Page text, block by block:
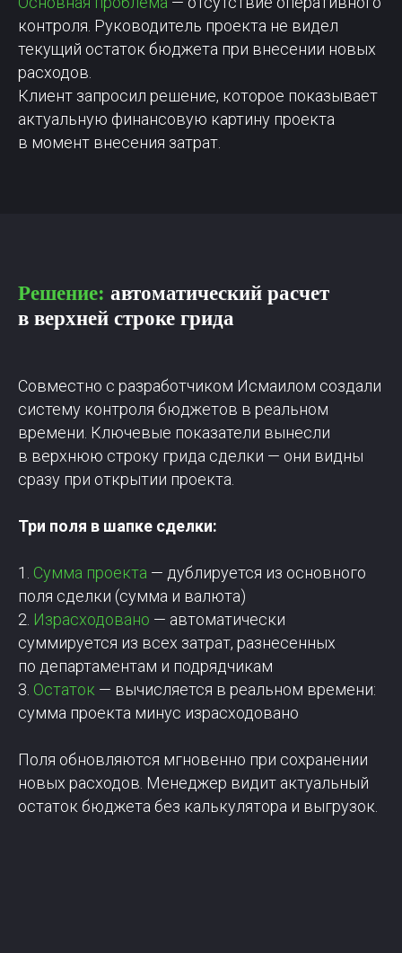
контроля. Руководитель проекта не видел
текущий остаток бюджета при внесении новых
расходов.
Клиент запросил решение, которое показывает
актуальную финансовую картину проекта
в момент внесения затрат.
Решение: автоматический расчет
в верхней строке грида
Совместно с разработчиком Исмаилом создали
систему контроля бюджетов в реальном
времени. Ключевые показатели вынесли
в верхнюю строку грида сделки — они видны
сразу при открытии проекта.
Три поля в шапке сделки:
1. Сумма проекта — дублируется из основного
поля сделки (сумма и валюта)
2. Израсходовано — автоматически
суммируется из всех затрат, разнесенных
по департаментам и подрядчикам
3. Остаток — вычисляется в реальном времени:
сумма проекта минус израсходовано
Поля обновляются мгновенно при сохранении
новых расходов. Менеджер видит актуальный
остаток бюджета без калькулятора и выгрузок.